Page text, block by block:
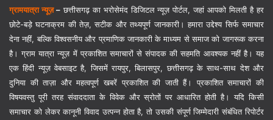
ग्रामयात्रा न्यूज़–छत्तीसगढ़ का भरोसेमंद डिजिटल न्यूज़ पोर्टल, जहां आपको मिलती है हर
छोटे-बड़े घटनाक्रम की तेज़, सटीक और तथ्यपूर्ण जानकारी। हमारा उद्देश्य सिर्फ समाचार
देना नहीं, बल्कि विश्वसनीय और प्रमाणिक जानकारी के माध्यम से समाज को जागरूक करना
है। ग्राम यात्रा न्यूज़ में प्रकाशित समाचारों से संपादक की सहमति आवश्यक नहीं है। यह
एक हिंदी न्यूज़ वेबसाइट है, जिसमें रायपुर, बिलासपुर, छत्तीसगढ़ के साथ-साथ देश और
दुनिया की ताज़ा और महत्वपूर्ण खबरें प्रकाशित की जाती हैं। प्रकाशित समाचारों की
विषयवस्तु पूरी तरह संवाददाता के विवेक और स्रोतों पर आधारित होती है। यदि किसी
समाचार को लेकर कानूनी विवाद उत्पन्न होता है, तो उसकी संपूर्ण जिम्मेदारी संबंधित रिपोर्टर